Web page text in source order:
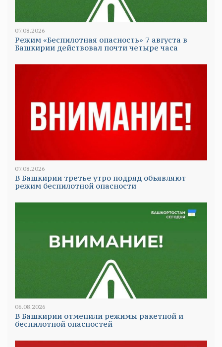
07.08.2026
Режим «Беспилотная опасность» 7 августа в
Башкирии действовал почти четыре часа
07.08.2026
В Башкирии третье утро подряд объявляют
режим беспилотной опасности
06.08.2026
В Башкирии отменили режимы ракетной и
беспилотной опасностей